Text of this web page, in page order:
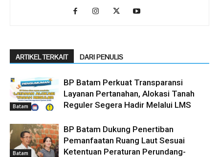
ARTIKEL TERKAIT DARI PENULIS
Batam
BP Batam Perkuat Transparansi
Layanan Pertanahan, Alokasi Tanah
Reguler Segera Hadir Melalui LMS
Batam
BP Batam Dukung Penertiban
Pemanfaatan Ruang Laut Sesuai
Ketentuan Peraturan Perundang-